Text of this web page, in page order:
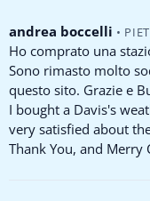
andrea boccelli •
Ho comprato una
Sono rimasto molto
questo sito. Grazie e
I bought a Davis's
very satisfied about
Thank You, and Merry